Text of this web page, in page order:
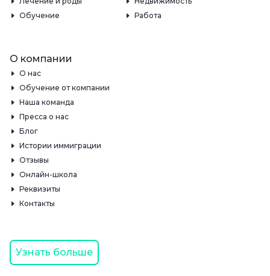
Обучение
Работа
О компании
О нас
Обучение от компании
Наша команда
Пресса о нас
Блог
Истории иммиграции
Отзывы
Онлайн-школа
Реквизиты
Контакты
Узнать больше